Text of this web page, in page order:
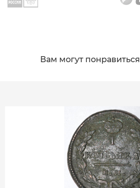
Вам могут понравиться